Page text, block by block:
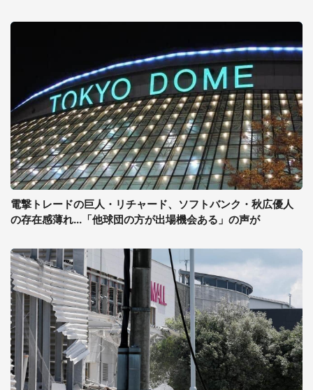
電撃トレードの巨人・リチャード、ソフトバンク・秋広優人
の存在感薄れ...「他球団の方が出場機会ある」の声が